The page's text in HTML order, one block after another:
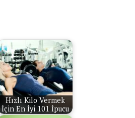
Hızlı Kilo Vermek
İçin En İyi 101 İpucu